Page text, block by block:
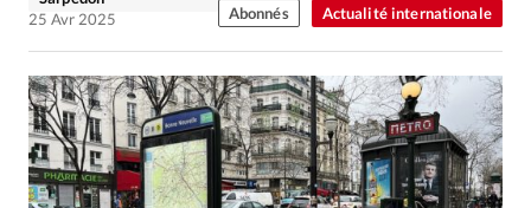
Actualité internationale
25 Avr 2025
Abonnés